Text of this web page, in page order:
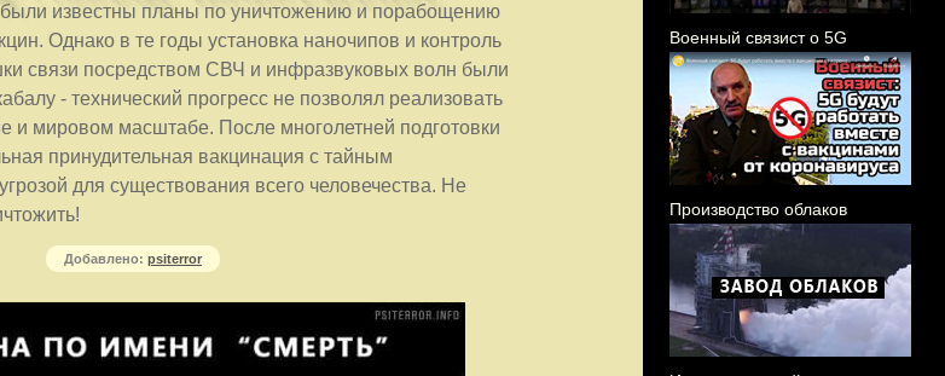
Военный связист о 5G
Производство облаков
известны планы по уничтожению и порабощению
Однако в те годы установка наночипов и контроль
связи посредством СВЧ и инфразвуковых волн были
- технический прогресс не позволял реализовать
и мировом масштабе. После многолетней подготовки
принудительная вакцинация с тайным
для существования всего человечества. Не
Добавлено: psiterror